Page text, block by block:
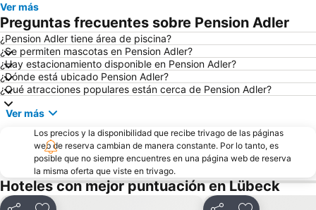
Ver más
Preguntas frecuentes sobre Pension Adler
¿Pension Adler tiene área de piscina?
¿Se permiten mascotas en Pension Adler?
¿Hay estacionamiento disponible en Pension Adler?
¿Dónde está ubicado Pension Adler?
¿Qué atracciones populares están cerca de Pension Adler?
Ver más
Los precios y la disponibilidad que recibe trivago de las páginas
web de reserva cambian de manera constante. Por lo tanto, es
posible que no siempre encuentres en una página web de reserva
la misma oferta que viste en trivago.
Hoteles con mejor puntuación en Lübeck